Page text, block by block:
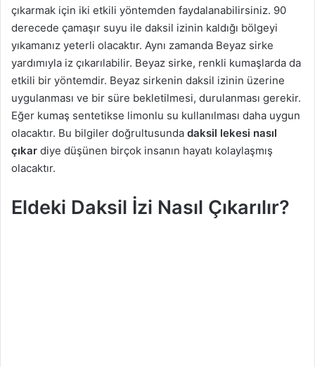
çıkarmak için iki etkili yöntemden faydalanabilirsiniz. 90
derecede çamaşır suyu ile daksil izinin kaldığı bölgeyi
yıkamanız yeterli olacaktır. Aynı zamanda Beyaz sirke
yardımıyla iz çıkarılabilir. Beyaz sirke, renkli kumaşlarda da
etkili bir yöntemdir. Beyaz sirkenin daksil izinin üzerine
uygulanması ve bir süre bekletilmesi, durulanması gerekir.
Eğer kumaş sentetikse limonlu su kullanılması daha uygun
olacaktır. Bu bilgiler doğrultusunda daksil lekesi nasıl
çıkar diye düşünen birçok insanın hayatı kolaylaşmış
olacaktır.
Eldeki Daksil İzi Nasıl Çıkarılır?